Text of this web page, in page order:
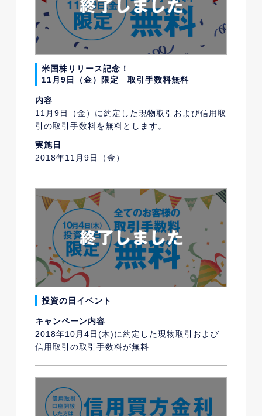
米国株リリース記念！
11月9日（金）限定 取引手数料無料
内容
11月9日（金）に約定した現物取引および信用取
引の取引手数料を無料とします。
実施日
2018年11月9日（金）
投資の日イベント
キャンペーン内容
2018年10月4日(木)に約定した現物取引および
信用取引の取引手数料が無料